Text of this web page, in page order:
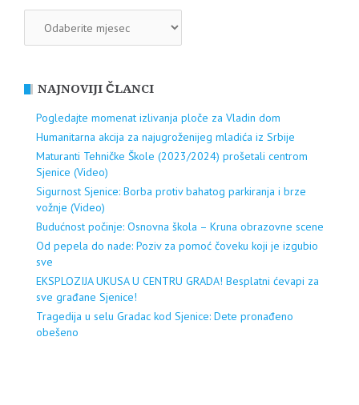
NAJNOVIJI ČLANCI
Pogledajte momenat izlivanja ploče za Vladin dom
Humanitarna akcija za najugroženijeg mladića iz Srbije
Maturanti Tehničke Škole (2023/2024) prošetali centrom
Sjenice (Video)
Sigurnost Sjenice: Borba protiv bahatog parkiranja i brze
vožnje (Video)
Budućnost počinje: Osnovna škola – Kruna obrazovne scene
Od pepela do nade: Poziv za pomoć čoveku koji je izgubio
sve
EKSPLOZIJA UKUSA U CENTRU GRADA! Besplatni ćevapi za
sve građane Sjenice!
Tragedija u selu Gradac kod Sjenice: Dete pronađeno
obešeno